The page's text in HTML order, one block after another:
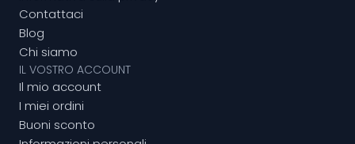
Contattaci
Blog
Chi siamo
IL VOSTRO ACCOUNT
Il mio account
I miei ordini
Buoni sconto